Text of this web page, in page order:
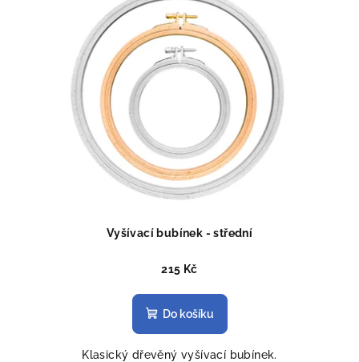
Vyšívací bubínek - střední
215 Kč
Do košíku
Klasický dřevěný vyšívací bubínek.